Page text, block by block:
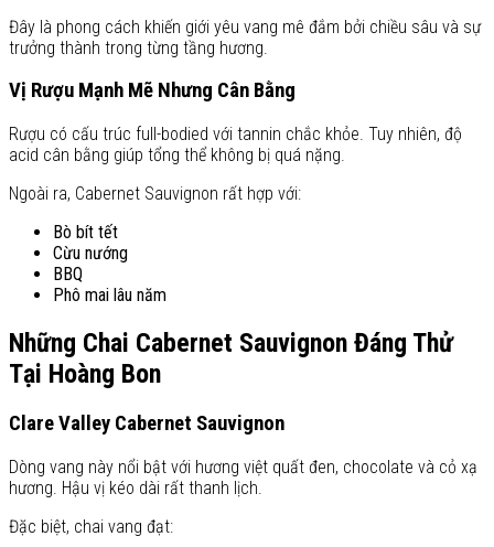
Đây là phong cách khiến giới yêu vang mê đắm bởi chiều sâu và sự
trưởng thành trong từng tầng hương.
Vị Rượu Mạnh Mẽ Nhưng Cân Bằng
Rượu có cấu trúc full-bodied với tannin chắc khỏe. Tuy nhiên, độ
acid cân bằng giúp tổng thể không bị quá nặng.
Ngoài ra, Cabernet Sauvignon rất hợp với:
Bò bít tết
Cừu nướng
BBQ
Phô mai lâu năm
Những Chai Cabernet Sauvignon Đáng Thử
Tại Hoàng Bon
Clare Valley Cabernet Sauvignon
Dòng vang này nổi bật với hương việt quất đen, chocolate và cỏ xạ
hương. Hậu vị kéo dài rất thanh lịch.
Đặc biệt, chai vang đạt: